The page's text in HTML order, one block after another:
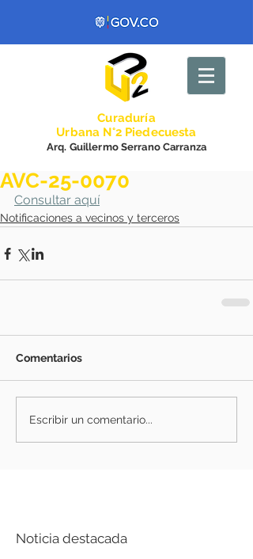
Curaduría
Urbana N°2 Piedecuesta
Arq. Guillermo Serrano Carranza
AVC-25-0070
Consultar aquí
Notificaciones a vecinos y terceros
Comentarios
Escribir un comentario...
Noticia destacada